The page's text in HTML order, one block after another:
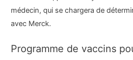
médecin, qui se chargera de
avec Merck.
Programme de vaccins